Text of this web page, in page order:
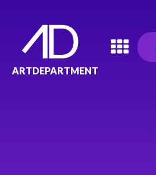
ARTDEPARTMENT